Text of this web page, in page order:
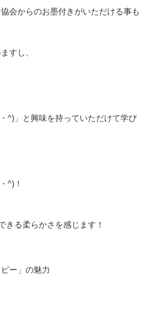
会からのお墨付きがいただける事も
すし、
^)」と興味を持っていただけて学び
^)！
きる柔らかさを感じます！
ー」の魅力